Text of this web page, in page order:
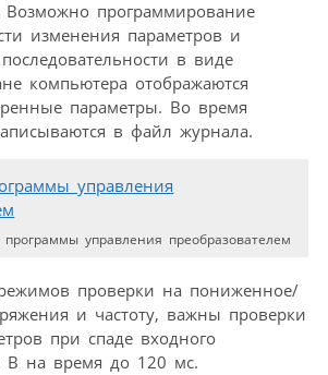
программирование
изменения параметров и
в виде
компьютера отображаются
параметры. Во время
в файл журнала.
управления преобразователем
проверки на пониженное/
и частоту, важны проверки
при спаде входного
В на время до 120 мс.